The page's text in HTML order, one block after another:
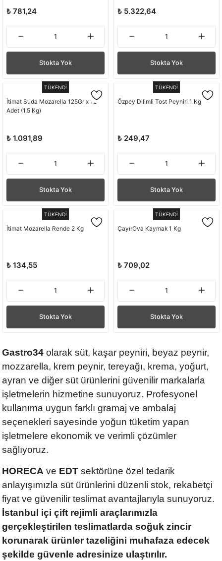
₺ 781,24
Stokta Yok
₺ 5.322,64
Stokta Yok
TÜKENDİ
İtimat Suda Mozarella 125Gr x 12
Adet (1,5 Kg)
₺ 1.091,89
Stokta Yok
TÜKENDİ
Özpey Dilimli Tost Peyniri 1 Kg
₺ 249,47
Stokta Yok
TÜKENDİ
İtimat Mozarella Rende 2 Kg
₺ 134,55
Stokta Yok
TÜKENDİ
ÇayırOva Kaymak 1 Kg
₺ 709,02
Stokta Yok
Gastro34 olarak süt, kaşar peyniri, beyaz peynir,
mozzarella, krem peynir, tereyağı, krema, yoğurt,
ayran ve diğer süt ürünlerini güvenilir markalarla
işletmelerin hizmetine sunuyoruz. Profesyonel
kullanıma uygun farklı gramaj ve ambalaj
seçenekleri sayesinde yoğun tüketim yapan
işletmelere ekonomik ve verimli çözümler
sağlıyoruz.
HORECA ve EDT sektörüne özel tedarik
anlayışımızla süt ürünlerini düzenli stok, rekabetçi
fiyat ve güvenilir teslimat avantajlarıyla sunuyoruz.
İstanbul içi çift rejimli araçlarımızla
gerçekleştirilen teslimatlarda soğuk zincir
korunarak ürünler tazeliğini muhafaza edecek
şekilde güvenle adresinize ulaştırılır.